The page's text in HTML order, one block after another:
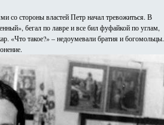
со стороны властей Петр начал тревожиться. В
бегал по лавре и все бил фуфайкой по углам,
«Что такое?» – недоумевали братия и богомольцы.